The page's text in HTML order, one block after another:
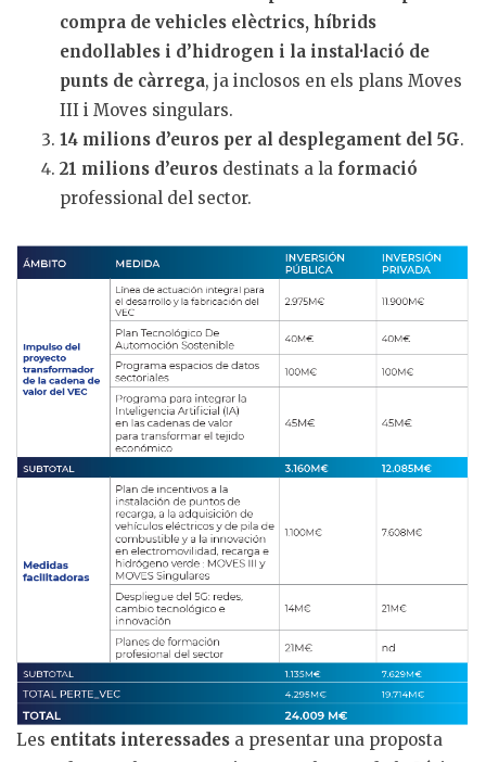
compra de vehicles elèctrics, híbrids
endollables i d’hidrogen i la instal·lació de
punts de càrrega, ja inclosos en els plans Moves
III i Moves singulars.
14 milions d’euros per al desplegament del 5G.
21 milions d’euros destinats a la formació
professional del sector.
Les entitats interessades a presentar una proposta